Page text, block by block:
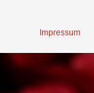
Impressum